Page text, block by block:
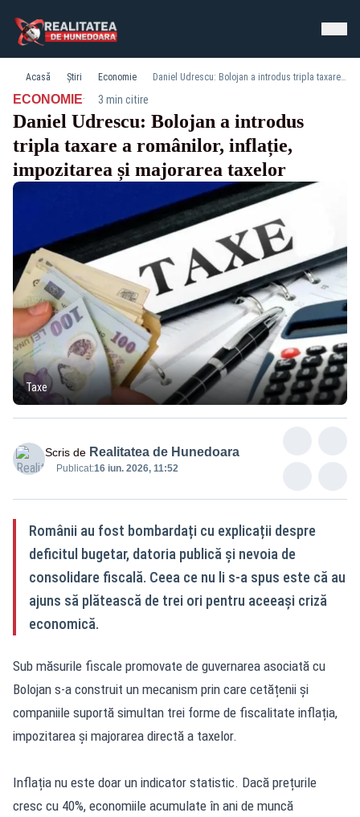
Acasă Știri Economie Daniel Udrescu: Bolojan a introdus tripla taxare a românilor, inflație, impozitarea și majorarea taxelor
ECONOMIE· 3 min citire
Daniel Udrescu: Bolojan a introdus
tripla taxare a românilor, inflație,
impozitarea și majorarea taxelor
Taxe
Scris de Realitatea de Hunedoara
Publicat:16 iun. 2026, 11:52
Românii au fost bombardați cu explicații despre
deficitul bugetar, datoria publică și nevoia de
consolidare fiscală. Ceea ce nu li s-a spus este că au
ajuns să plătească de trei ori pentru aceeași criză
economică.
Sub măsurile fiscale promovate de guvernarea asociată cu
Bolojan s-a construit un mecanism prin care cetățenii și
companiile suportă simultan trei forme de fiscalitate inflația,
impozitarea și majorarea directă a taxelor.
Inflația nu este doar un indicator statistic. Dacă prețurile
cresc cu 40%, economiile acumulate în ani de muncă